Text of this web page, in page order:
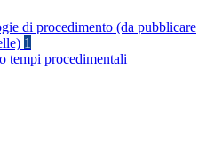
di procedimento (da pubblicare
1
tempi procedimentali